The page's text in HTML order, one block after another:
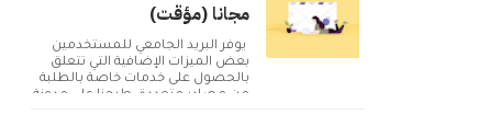
مجانا (مؤقت)
يوفر البريد الجامعي للمستخدمين
بعض الميزات الإضافية التي تتعلق
بالحصول على خدمات خاصة بالطلبة
من مصادر متعددة. طرحنا على مدونة